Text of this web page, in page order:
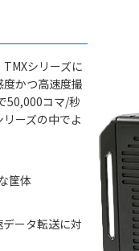
シリーズに
かつ高速度撮
50,000コマ/秒
ーズの中でよ
筐体
ータ転送に対